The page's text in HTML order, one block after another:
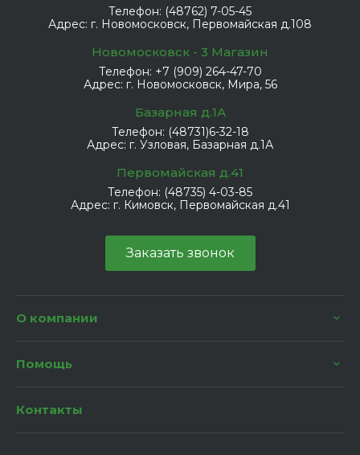
Телефон: (48762) 7-05-45
Адрес: г. Новомосковск, Первомайская д.108
Новомосковск - 3 Магазин
Телефон: +7 (909) 264-47-70
Адрес: г. Новомосковск, Мира, 56
Базарная д.1А
Телефон: (48731)6-32-18
Адрес: г. Узловая, Базарная д.1А
Первомайская д.41
Телефон: (48735) 4-03-85
Адрес: г. Кимовск, Первомайская д.41
Заказать звонок
О компании
Помощь
Контакты